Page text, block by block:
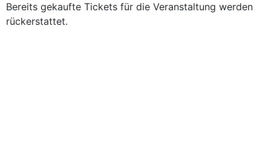
Bereits gekaufte Tickets für die Veranstaltung werden
rückerstattet.